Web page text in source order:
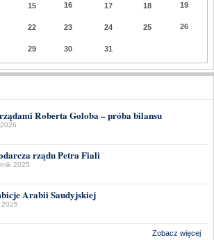
15 16 17 18 19
22 23 24 25 26
29 30 31
Roberta Goloba – próba bilansu
rządu Petra Fiali
2025
Arabii Saudyjskiej
2025
Zobacz więcej